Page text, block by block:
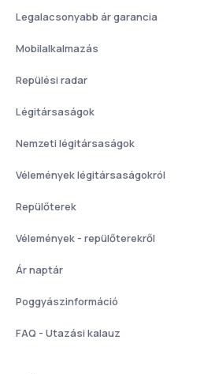
Legalacsonyabb ár garancia
Mobilalkalmazás
Repülési radar
Légitársaságok
Nemzeti légitársaságok
Vélemények légitársaságokról
Repülőterek
Vélemények - repülőterekről
Ár naptár
Poggyászinformáció
FAQ - Utazási kalauz